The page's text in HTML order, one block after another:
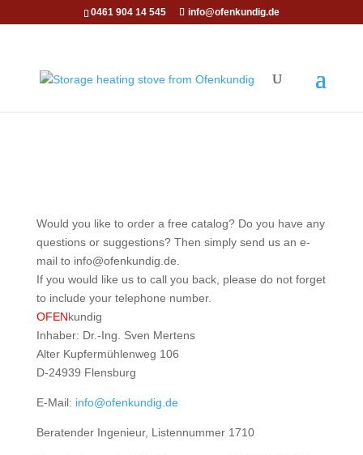
0461 904 14 545 info@ofenkundig.de
Would you like to order a free catalog? Do you have any
questions or suggestions? Then simply send us an e-
mail to info@ofenkundig.de.
If you would like us to call you back, please do not forget
to include your telephone number.
OFENkundig
Inhaber: Dr.-Ing. Sven Mertens
Alter Kupfermühlenweg 106
D-24939 Flensburg
E-Mail: info@ofenkundig.de
Beratender Ingenieur, Listennummer 1710